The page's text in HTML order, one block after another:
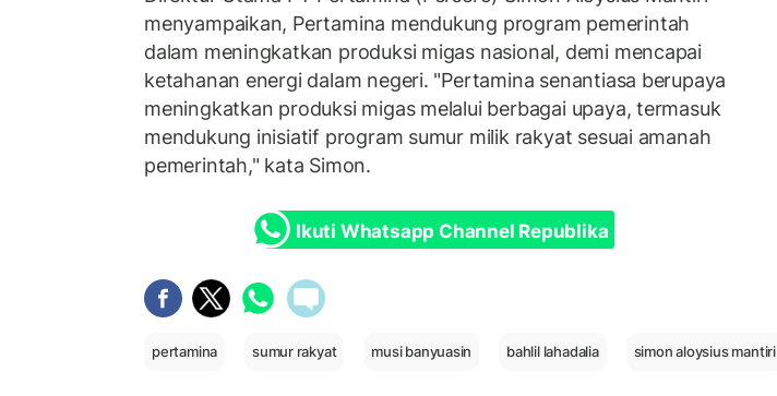
menyampaikan, Pertamina mendukung program pemerintah
dalam meningkatkan produksi migas nasional, demi mencapai
ketahanan energi dalam negeri. "Pertamina senantiasa berupaya
meningkatkan produksi migas melalui berbagai upaya, termasuk
mendukung inisiatif program sumur milik rakyat sesuai amanah
pemerintah," kata Simon.
Ikuti Whatsapp Channel Republika
pertamina sumur rakyat musi banyuasin bahlil lahadalia simon aloysius mantiri